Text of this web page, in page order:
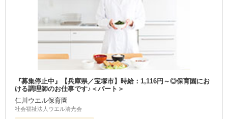
『募集停止中』【兵庫県／宝塚市】時給：1,116円～◎保育園にお
ける調理師のお仕事です♪＜パート＞
仁川ウエル保育園
社会福祉法人ウエル清光会